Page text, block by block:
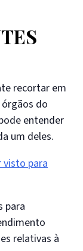
recortar em
do
entender
um deles.
para
para
relativas à